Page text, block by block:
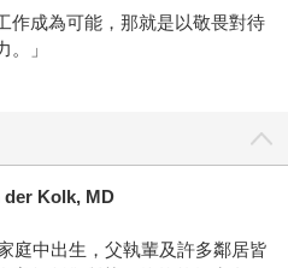
作成為可能，那就是以敬畏對待
」
der Kolk, MD
庭中出生，父執輩及許多鄰居皆